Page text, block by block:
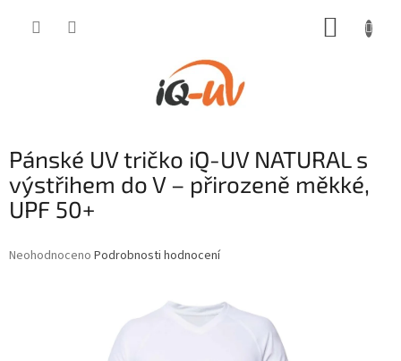
Pánské UV tričko iQ-UV NATURAL s
výstřihem do V – přirozeně měkké,
UPF 50+
Průměrné
Neohodnoceno Podrobnosti hodnocení